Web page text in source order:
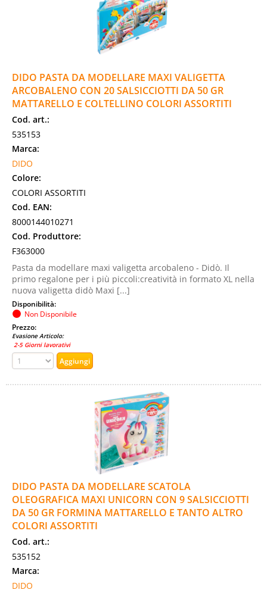
DIDO PASTA DA MODELLARE MAXI VALIGETTA
ARCOBALENO CON 20 SALSICCIOTTI DA 50 GR
MATTARELLO E COLTELLINO COLORI ASSORTITI
Cod. art.:
535153
Marca:
DIDO
Colore:
COLORI ASSORTITI
Cod. EAN:
8000144010271
Cod. Produttore:
F363000
Pasta da modellare maxi valigetta arcobaleno - Didò. Il
primo regalone per i più piccoli:creatività in formato XL nella
nuova valigetta didò Maxi [...]
Disponibilità:
Non Disponibile
Prezzo:
Evasione Articolo:
2-5 Giorni lavorativi
DIDO PASTA DA MODELLARE SCATOLA
OLEOGRAFICA MAXI UNICORN CON 9 SALSICCIOTTI
DA 50 GR FORMINA MATTARELLO E TANTO ALTRO
COLORI ASSORTITI
Cod. art.:
535152
Marca:
DIDO